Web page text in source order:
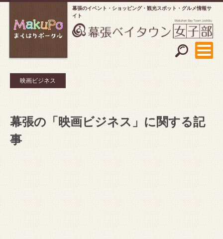
幕張のイベント・ショッピング
観光スポット・グルメ情報サ
イト
映画ビジネス
幕張の「映画ビジネス」に関する記
事